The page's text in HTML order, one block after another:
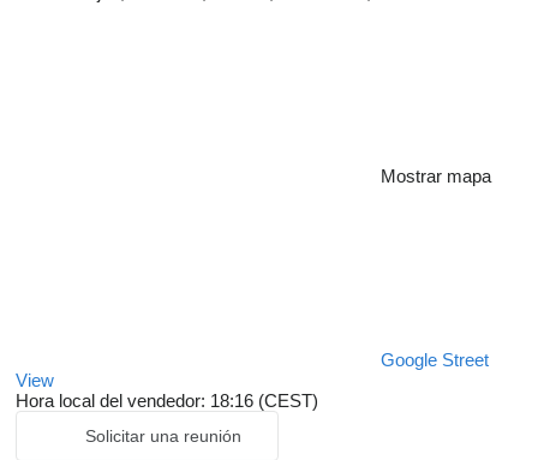
Mostrar mapa
Google Street
View
Hora local del vendedor: 18:16 (CEST)
Solicitar una reunión